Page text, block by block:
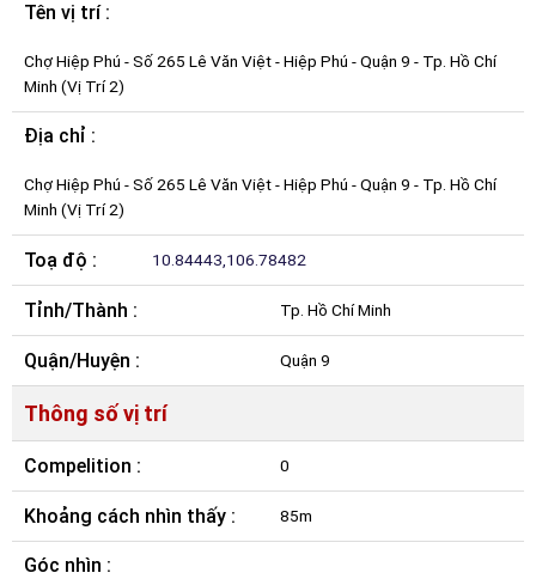
Tên vị trí :
Chợ Hiệp Phú - Số 265 Lê Văn Việt - Hiệp Phú - Quận 9 - Tp. Hồ Chí
Minh (Vị Trí 2)
Địa chỉ :
Chợ Hiệp Phú - Số 265 Lê Văn Việt - Hiệp Phú - Quận 9 - Tp. Hồ Chí
Minh (Vị Trí 2)
Toạ độ : 10.84443,106.78482
Tỉnh/Thành : Tp. Hồ Chí Minh
Quận/Huyện : Quận 9
Thông số vị trí
Compelition : 0
Khoảng cách nhìn thấy : 85m
Góc nhìn :